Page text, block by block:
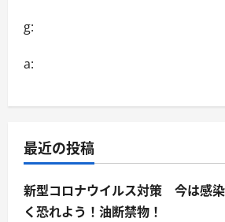
g:
a:
最近の投稿
新型コロナウイルス対策 今は感
く恐れよう！油断禁物！